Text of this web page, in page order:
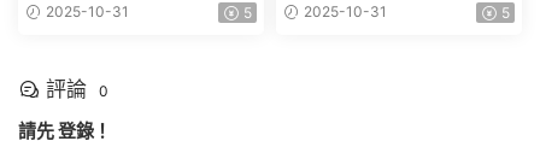
2025-10-31 5 2025-10-31 5
評論 0
請先登錄 ！